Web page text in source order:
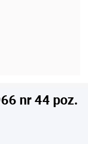
nr 44 poz.